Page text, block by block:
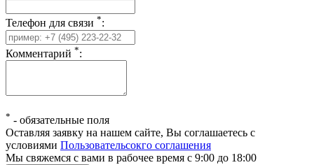
Телефон для связи *:
Комментарий *:
* - обязательные поля
Оставляя заявку на нашем сайте, Вы соглашаетесь с
условиями Пользовательсокго соглашения
Мы свяжемся с вами в рабочее время с 9:00 до 18:00